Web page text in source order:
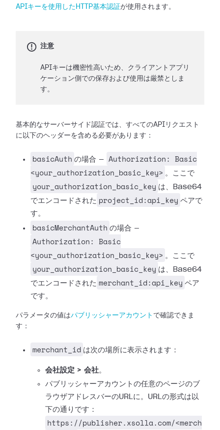
APIキーを使用したHTTP基本認証が使用されます。
注意
APIキーは機密性高いため、クライアントアプリ
ケーション側での保存および使用は厳禁としま
す。
基本的なサーバーサイド認証では、すべてのAPIリクエスト
に以下のヘッダーを含める必要があります：
basicAuth の場合 —
Authorization: Basic
<your_authorization_basic_key> 。ここで
your_authorization_basic_key は、Base64
でエンコードされた project_id:api_key ペアで
す。
basicMerchantAuth の場合 —
Authorization: Basic
<your_authorization_basic_key> 。ここで
your_authorization_basic_key は、Base64
でエンコードされた merchant_id:api_key ペア
です。
パラメータの値はパブリッシャーアカウント で確認できま
す：
merchant_id は次の場所に表示されます：
会社設定 > 会社。
パブリッシャーアカウントの任意のページのブ
ラウザアドレスバーのURLに。URLの形式は以
下の通りです：
https://publisher.xsolla.com/<merch